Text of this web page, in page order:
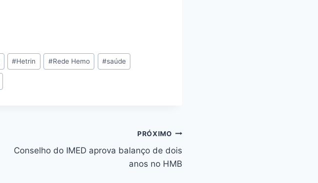
#Hetrin #Rede Hemo #saúde
PRÓXIMO
Conselho do IMED aprova balanço de dois
anos no HMB